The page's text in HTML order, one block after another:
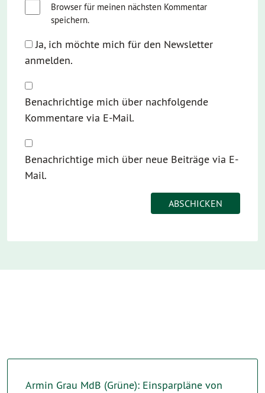
Browser für meinen nächsten Kommentar
speichern.
Ja, ich möchte mich für den Newsletter
anmelden.
Benachrichtige mich über nachfolgende
Kommentare via E-Mail.
Benachrichtige mich über neue Beiträge via E-
Mail.
Armin Grau MdB (Grüne): Einsparpläne von